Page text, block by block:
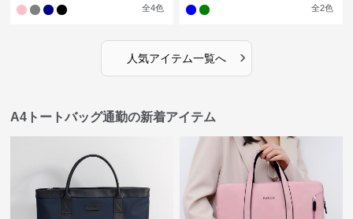
全4色 全2色
人気アイテム一覧へ ›
A4トートバッグ通勤の新着アイテム